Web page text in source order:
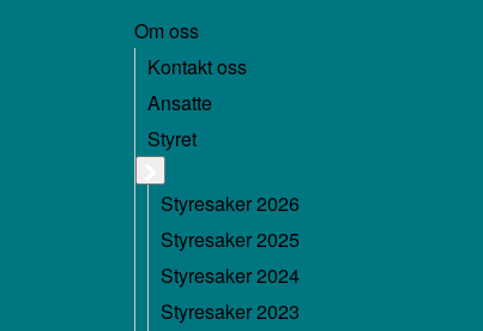
Om oss
Kontakt oss
Ansatte
Styret
Styresaker 2026
Styresaker 2025
Styresaker 2024
Styresaker 2023